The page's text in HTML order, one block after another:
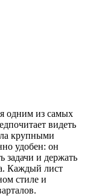
одним из самых
видеть
крупными
удобен: он
задачи и держать
Каждый лист
стиле и